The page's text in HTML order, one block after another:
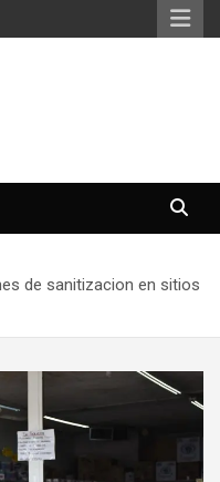
de sanitizacion en sitios